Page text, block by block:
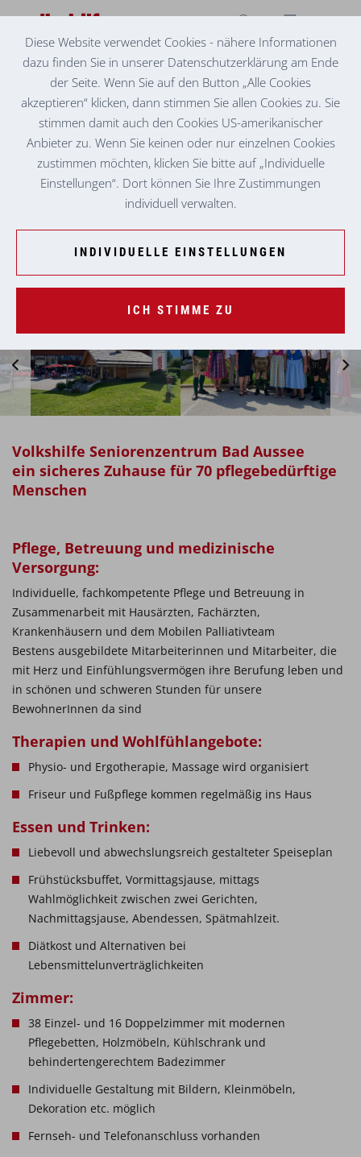
SENIORENZENTRUM
BAD AUSSEE
Volkshilfe Seniorenzentrum Bad Aussee
ein sicheres Zuhause für 70 pflegebedürftige
Menschen
Pflege, Betreuung und medizinische
Versorgung:
Individuelle, fachkompetente Pflege und Betreuung in
Zusammenarbeit mit Hausärzten, Fachärzten,
Krankenhäusern und dem Mobilen Palliativteam
Bestens ausgebildete Mitarbeiterinnen und Mitarbeiter, die
mit Herz und Einfühlungsvermögen ihre Berufung leben und
in schönen und schweren Stunden für unsere
BewohnerInnen da sind
Therapien und Wohlfühlangebote:
Physio- und Ergotherapie, Massage wird organisiert
Friseur und Fußpflege kommen regelmäßig ins Haus
Essen und Trinken:
Liebevoll und abwechslungsreich gestalteter Speiseplan
Frühstücksbuffet, Vormittagsjause, mittags
Wahlmöglichkeit zwischen zwei Gerichten,
Nachmittagsjause, Abendessen, Spätmahlzeit.
Diätkost und Alternativen bei
Lebensmittelunverträglichkeiten
Zimmer:
38 Einzel- und 16 Doppelzimmer mit modernen
Pflegebetten, Holzmöbeln, Kühlschrank und
behindertengerechtem Badezimmer
Individuelle Gestaltung mit Bildern, Kleinmöbeln,
Dekoration etc. möglich
Fernseh- und Telefonanschluss vorhanden
Diese Website verwendet Cookies - nähere Informationen
dazu finden Sie in unserer Datenschutzerklärung am Ende
der Seite. Wenn Sie auf den Button „Alle Cookies
akzeptieren“ klicken, dann stimmen Sie allen Cookies zu. Sie
stimmen damit auch den Cookies US-amerikanischer
Anbieter zu. Wenn Sie keinen oder nur einzelnen Cookies
zustimmen möchten, klicken Sie bitte auf „Individuelle
Einstellungen“. Dort können Sie Ihre Zustimmungen
individuell verwalten.
INDIVIDUELLE EINSTELLUNGEN
ICH STIMME ZU